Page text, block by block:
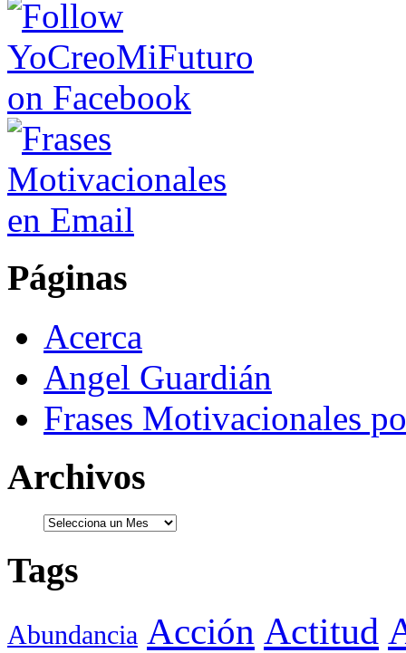
Páginas
Acerca
Angel Guardián
Frases Motivacionales
Archivos
Tags
Abundancia Acción Actitud